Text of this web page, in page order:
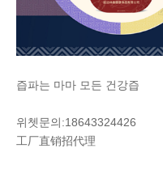
즙파는 마마 모든 건강즙
위쳇문의:18643324426
工厂直销招代理